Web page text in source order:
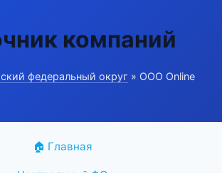
компаний
федеральный округ » ООО Online
🏠 Главная